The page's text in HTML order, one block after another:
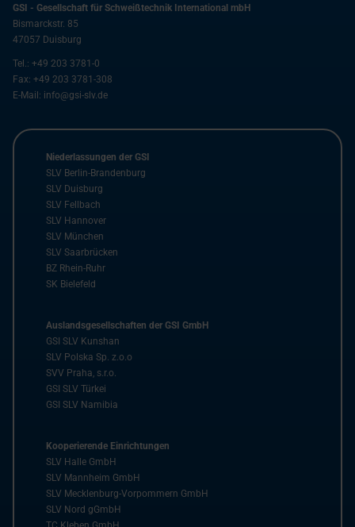
GSI - Gesellschaft für Schweißtechnik International mbH
Bismarckstr. 85
47057 Duisburg
Tel.: +49 203 3781-0
Fax: +49 203 3781-308
E-Mail: info@gsi-slv.de
Niederlassungen der GSI
SLV Berlin-Brandenburg
SLV Duisburg
SLV Fellbach
SLV Hannover
SLV München
SLV Saarbrücken
BZ Rhein-Ruhr
SK Bielefeld
Auslandsgesellschaften der GSI GmbH
GSI SLV Kunshan
SLV Polska Sp. z.o.o
SVV Praha, s.r.o.
GSI SLV Türkei
GSI SLV Namibia
Kooperierende Einrichtungen
SLV Halle GmbH
SLV Mannheim GmbH
SLV Mecklenburg-Vorpommern GmbH
SLV Nord gGmbH